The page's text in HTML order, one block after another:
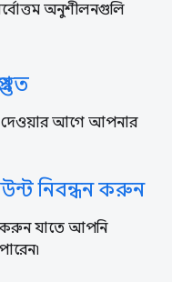
অনুশীলনগুলি
আগে আপনার
নিবন্ধন করুন
যাতে আপনি